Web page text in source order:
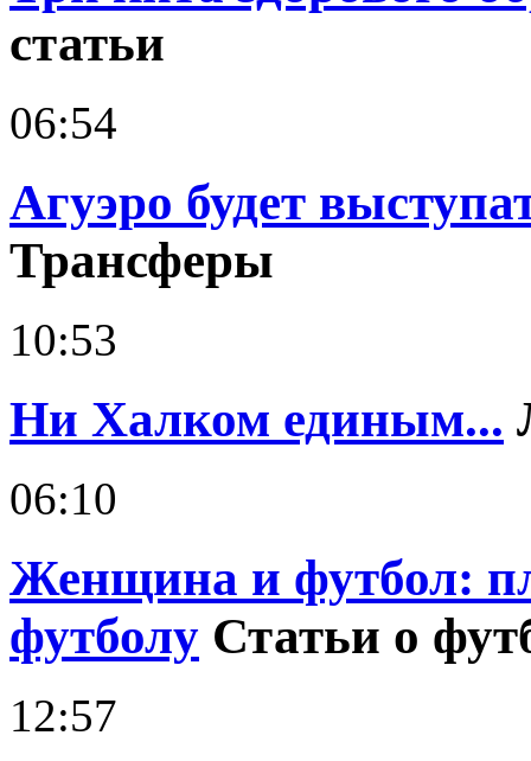
статьи
06:54
Агуэро будет
Трансферы
10:53
Ни Халком единым...
06:10
Женщина и футбол:
футболу Статьи о
12:57